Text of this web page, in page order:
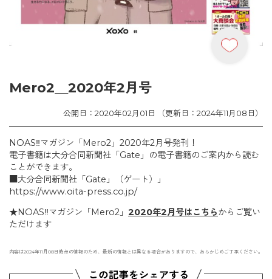
Mero2＿2020年2月号
公開日：2020年02月01日 （更新日：2024年11月08日）
NOAS‼マガジン「Mero2」2020年2月号発刊！
電子書籍は大分合同新聞社「Gate」の電子書籍のご案内から読む
ことができます。
■大分合同新聞社「Gate」（ゲート）」
https://www.oita-press.co.jp/
★NOAS‼マガジン「Mero2」 2020年2月号はこちらからご覧い
ただけます
内容は2024年11月08日時点の情報のため、最新の情報とは異なる場合がありますので、あらかじめご了承ください。